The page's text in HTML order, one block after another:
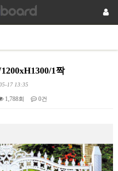
1짝
17 13:35
1,788회 0건